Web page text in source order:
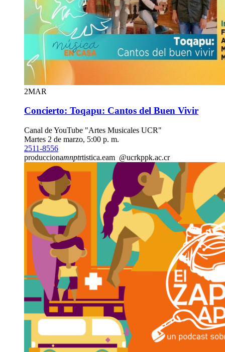
2MAR
Concierto: Toqapu: Cantos del Buen Vivir
Canal de YouTube "Artes Musicales UCR"
Martes 2 de marzo, 5:00 p. m.
2511-8556
produccionamnptrtistica.eam @ucrkppk.ac.cr